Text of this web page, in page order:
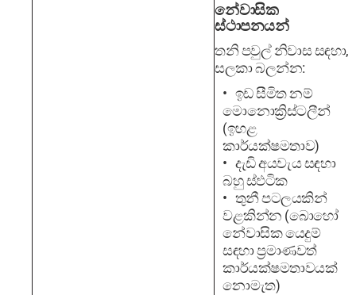
නේවාසික
ස්ථාපනයන්
තනි පවුල් නිවාස සඳහා,
සලකා බලන්න:
ඉඩ සීමිත නම්
මොනොක්‍රිස්ටලීන්
(ඉහළ
කාර්යක්ෂමතාව)
දැඩි අයවැය සඳහා
බහු ස්ඵටික
තුනී පටලයකින්
වළකින්න (බොහෝ
නේවාසික යෙදුම්
සඳහා ප්‍රමාණවත්
කාර්යක්ෂමතාවයක්
නොමැත)